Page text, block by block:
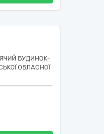
БУДИНОК-
ОБЛАСНОЇ